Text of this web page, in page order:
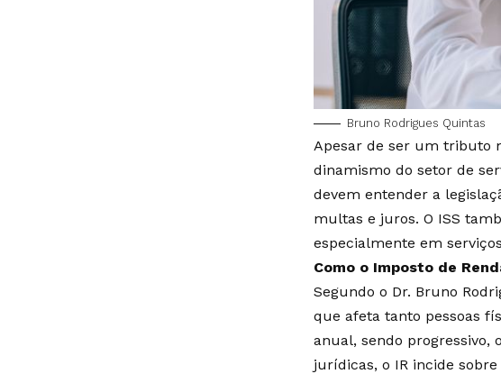
Bruno Rodrigues Quintas
Apesar de ser um tributo
dinamismo do setor de
devem entender a
multas e juros. O ISS
especialmente em
Como o Imposto de
Segundo o Dr. Bruno
que afeta tanto pessoas
anual, sendo progressivo,
jurídicas, o IR incide